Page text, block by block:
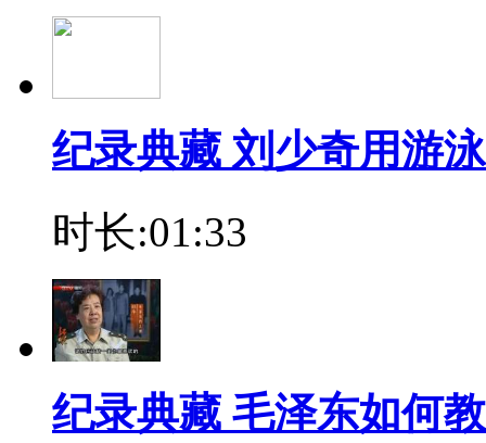
纪录典藏 刘少奇用游
时长:01:33
纪录典藏 毛泽东如何